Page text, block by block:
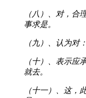
（八）、对，合
事求是。
（九）、认为对
（十）、表示应
就去。
（十一）、这，